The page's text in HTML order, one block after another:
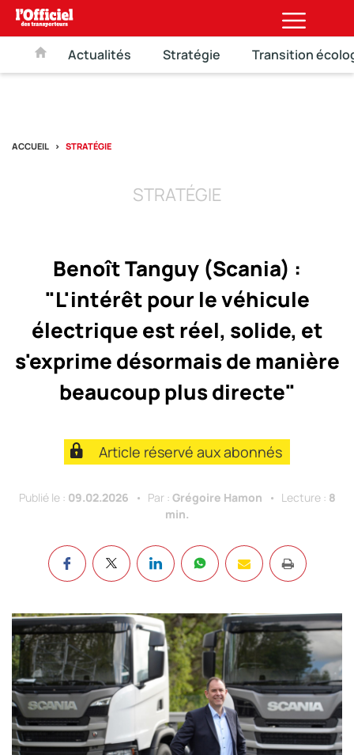
Actualités Stratégie Transition
ACCUEIL STRATÉGIE
STRATÉGIE
Benoît Tanguy (Scania) :
"L'intérêt pour le véhicule
électrique est réel, solide, et
s'exprime désormais de manière
beaucoup plus directe"
Article réservé aux abonnés
Publié le : 09.02.2026 Par : Grégoire Hamon Lecture : 8
min.